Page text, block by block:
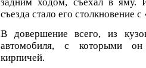
съезда стало его
В довершение всего, из
автомобиля, с которыми он
кирпичей.